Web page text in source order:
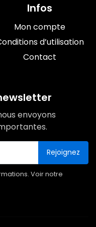
Infos
Mon compte
d’utilisation
Contact
envoyons
Rejoignez
Voir notre